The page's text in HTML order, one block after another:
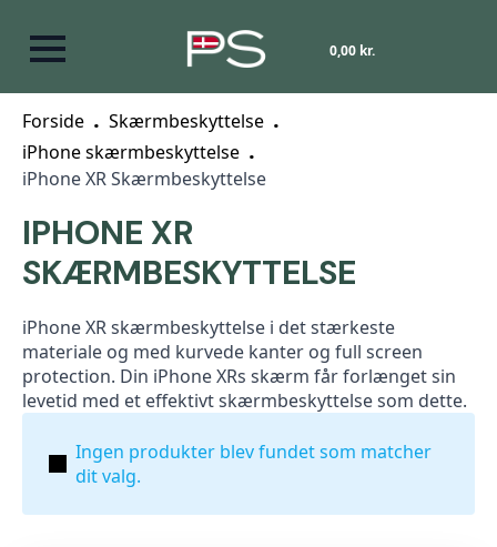
0,00 kr.
Forside
Skærmbeskyttelse
iPhone skærmbeskyttelse
iPhone XR Skærmbeskyttelse
IPHONE XR
SKÆRMBESKYTTELSE
iPhone XR skærmbeskyttelse i det stærkeste
materiale og med kurvede kanter og full screen
protection. Din iPhone XRs skærm får forlænget sin
levetid med et effektivt skærmbeskyttelse som dette.
Ingen produkter blev fundet som matcher
dit valg.